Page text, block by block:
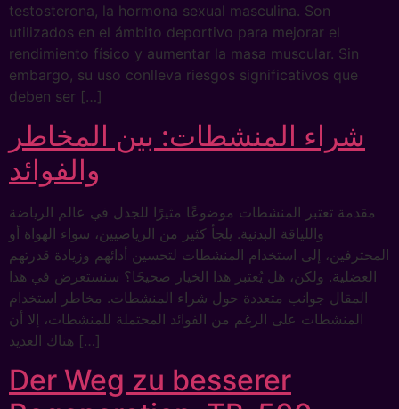
testosterona, la hormona sexual masculina. Son
utilizados en el ámbito deportivo para mejorar el
rendimiento físico y aumentar la masa muscular. Sin
embargo, su uso conlleva riesgos significativos que
deben ser […]
شراء المنشطات: بين المخاطر
والفوائد
مقدمة تعتبر المنشطات موضوعًا مثيرًا للجدل في عالم الرياضة
واللياقة البدنية. يلجأ كثير من الرياضيين، سواء الهواة أو
المحترفين، إلى استخدام المنشطات لتحسين أدائهم وزيادة قدرتهم
العضلية. ولكن، هل يُعتبر هذا الخيار صحيحًا؟ سنستعرض في هذا
المقال جوانب متعددة حول شراء المنشطات. مخاطر استخدام
المنشطات على الرغم من الفوائد المحتملة للمنشطات، إلا أن
هناك العديد […]
Der Weg zu besserer